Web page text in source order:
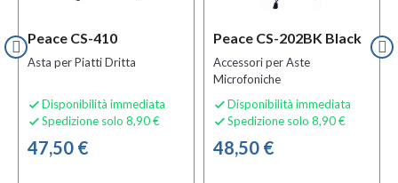
Peace CS-410
Asta per Piatti Dritta
 Disponibilità immediata
 Spedizione solo 8,90 €
47,50 €
Peace CS-202BK Black
Accessori per Aste
Microfoniche
 Disponibilità immediata
 Spedizione solo 8,90 €
48,50 €